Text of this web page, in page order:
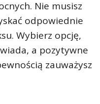
Nie musisz
odpowiednie
Wybierz opcję,
a pozytywne
zauważysz